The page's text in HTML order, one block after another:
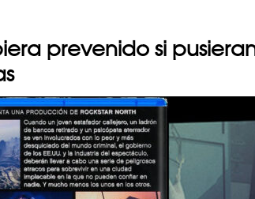
prevenido si